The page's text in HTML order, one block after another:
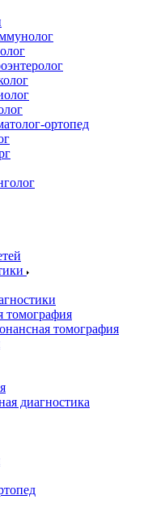
ортопед
томография
томография
диагностика